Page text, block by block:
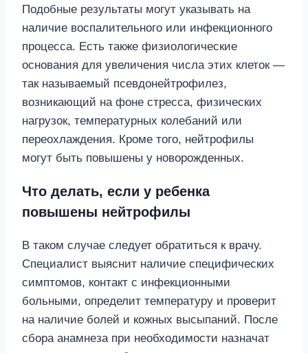
Подобные результаты могут указывать на
наличие воспалительного или инфекционного
процесса. Есть также физиологические
основания для увеличения числа этих клеток —
так называемый псевдонейтрофилез,
возникающий на фоне стресса, физических
нагрузок, температурных колебаний или
переохлаждения. Кроме того, нейтрофилы
могут быть повышены у новорожденных.
Что делать, если у ребенка
повышены нейтрофилы
В таком случае следует обратиться к врачу.
Специалист выяснит наличие специфических
симптомов, контакт с инфекционными
больными, определит температуру и проверит
на наличие болей и кожных высыпаний. После
сбора анамнеза при необходимости назначат